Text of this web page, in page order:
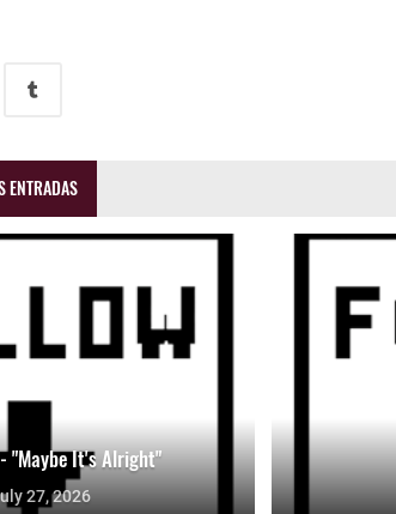
ENTRADAS
"Maybe It's Alright"
27, 2026